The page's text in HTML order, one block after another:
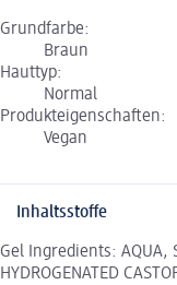
Grundfarbe:
Braun
Hauttyp:
Normal
Produkteigenschaften:
Vegan
Inhaltsstoffe
Gel Ingredients: AQUA,
HYDROGENATED